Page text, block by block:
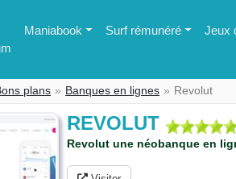
Maniabook Surf rémunéré Jeux
plans Banques en lignes Revolut
REVOLUT
Revolut une néobanque en